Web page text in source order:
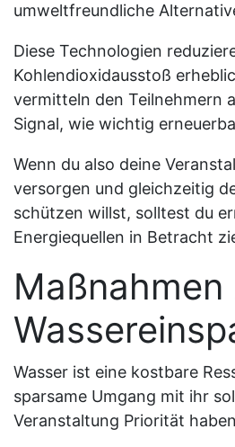
umweltfreundliche
Diese Technologien
Kohlendioxidausstoß
vermitteln den Teilnehmern
Signal, wie wichtig
Wenn du also deine
versorgen und gleichzeitig
schützen willst, solltest du
Energiequellen in Betracht
Maßnahmen
Wasser ist eine kostbare
sparsame Umgang mit ihr
Veranstaltung Priorität